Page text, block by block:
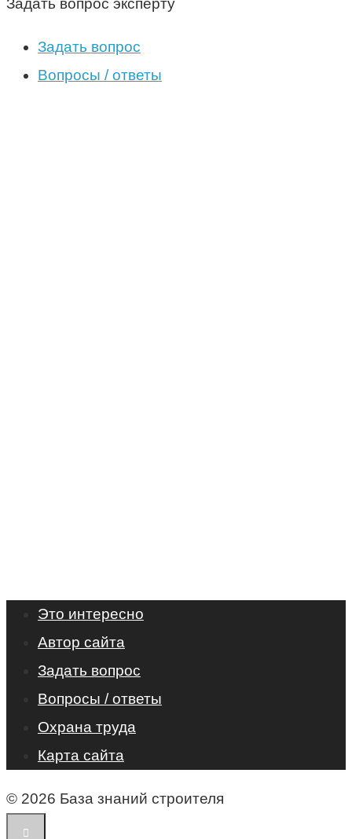
Задать вопрос эксперту
Задать вопрос
Вопросы / ответы
Это интересно
Автор сайта
Задать вопрос
Вопросы / ответы
Охрана труда
Карта сайта
© 2026 База знаний строителя